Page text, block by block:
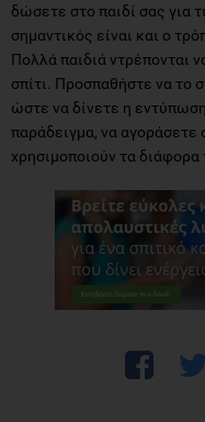
δώσετε στο παιδί σας για
σημαντικός είναι και ο
Πολλά παιδιά ντρέπονται
σπίτι. Προσπαθήστε να το
ώστε να δίνετε η
παράδειγμα, να
χρησιμοποιούν τα διάφορα